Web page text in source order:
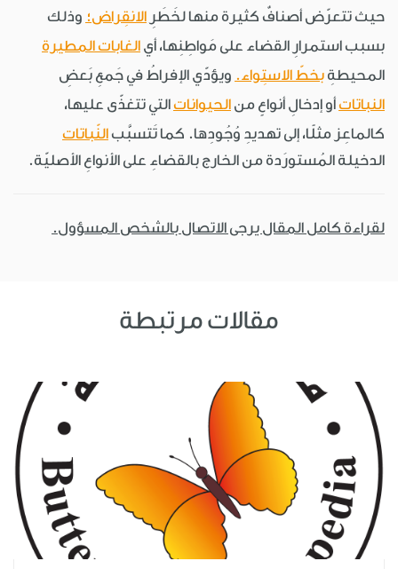
حيث تتعرّض أصنافٌ كثيرة منها لخَطَرِ الانقِراض؛ وذلك
بسبب استمرارِ القضاء على مَواطِنِها، أي الغابات المطيرة
المحيطةِ بخطّ الاستِواء. ويؤدّي الإفراطُ في جَمعِ بَعضِ
النباتاتأو إدخالِ أنواعٍ من الحيواناتالتي تتغذّى عليها،
كالماعِز مثلًا، إلى تهديدِ وُجُودِها. كما تَتسبَّب النّباتات
الدخيلة المُستورَدة من الخارج بالقضاءِ على الأنواعِ الأصليّة.
لقراءة كامل المقال يرجى الاتصال بالشخص المسؤول.
مقالات مرتبطة